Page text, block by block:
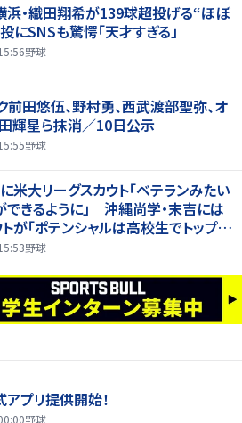
浜・織田翔希が139球超投げる“ほぼ
にSNSも驚愕「天才すぎる」
野球
前田悠伍、野村勇、西武渡部聖弥、オ
田輝星ら抹消／10日公示
野球
米大リーグスカウト「ベテランみたい
きるように」 沖縄尚学・末吉には
が「ポテンシャルは高校生でトップク
野球
プリ提供開始！
野球